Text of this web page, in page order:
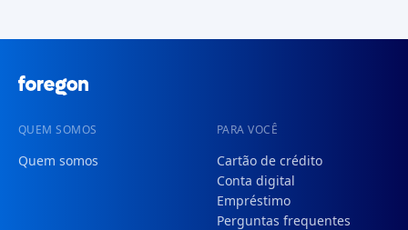
QUEM SOMOS
Quem somos
PARA VOCÊ
Cartão de crédito
Conta digital
Empréstimo
Perguntas frequentes